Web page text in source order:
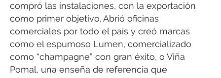
compró las instalaciones, con la exportación
como primer objetivo. Abrió oficinas
comerciales por todo el país y creó marcas
como el espumoso Lumen, comercializado
como “champagne” con gran éxito, o Viña
Pomal, una enseña de referencia que